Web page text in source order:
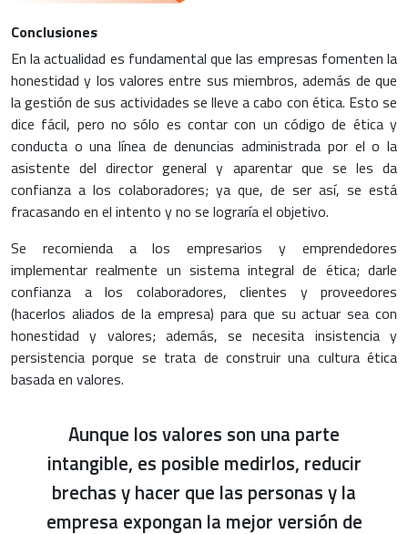
Conclusiones
En la actualidad es fundamental que las empresas fomenten la
honestidad y los valores entre sus miembros, además de que
la gestión de sus actividades se lleve a cabo con ética. Esto se
dice fácil, pero no sólo es contar con un código de ética y
conducta o una línea de denuncias administrada por el o la
asistente del director general y aparentar que se les da
confianza a los colaboradores; ya que, de ser así, se está
fracasando en el intento y no se lograría el objetivo.
Se recomienda a los empresarios y emprendedores
implementar realmente un sistema integral de ética; darle
confianza a los colaboradores, clientes y proveedores
(hacerlos aliados de la empresa) para que su actuar sea con
honestidad y valores; además, se necesita insistencia y
persistencia porque se trata de construir una cultura ética
basada en valores.
Aunque los valores son una parte
intangible, es posible medirlos, reducir
brechas y hacer que las personas y la
empresa expongan la mejor versión de